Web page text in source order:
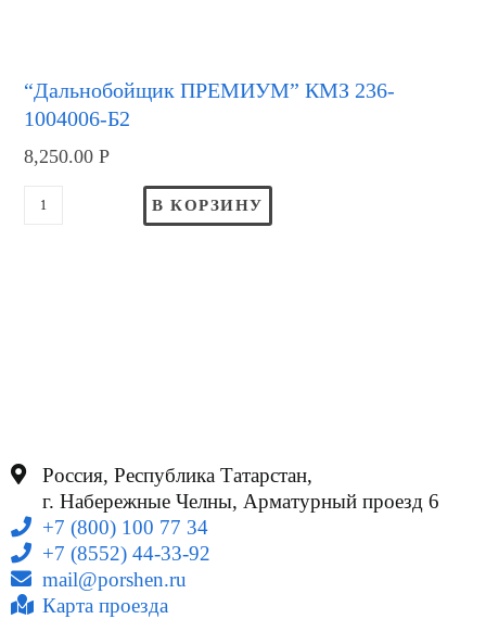
“Дальнобойщик ПРЕМИУМ” КМЗ 236-
1004006-Б2
8,250.00Р
В КОРЗИНУ
Россия, Республика Татарстан,
г. Набережные Челны, Арматурный проезд 6
+7 (800) 100 77 34
+7 (8552) 44-33-92
mail@porshen.ru
Карта проезда